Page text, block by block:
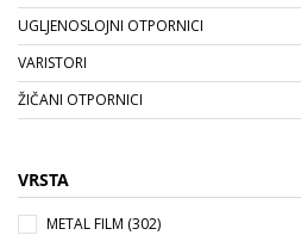
UGLJENOSLOJNI OTPORNICI
VARISTORI
ŽIČANI OTPORNICI
VRSTA
METAL FILM (302)